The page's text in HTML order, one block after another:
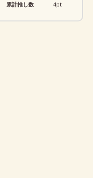
累計推し数
4pt